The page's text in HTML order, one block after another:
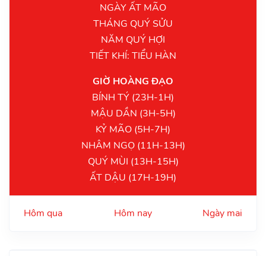
NGÀY ẤT MÃO
THÁNG QUÝ SỬU
NĂM QUÝ HỢI
TIẾT KHÍ: TIỂU HÀN
GIỜ HOÀNG ĐẠO
BÍNH TÝ (23H-1H)
MẬU DẦN (3H-5H)
KỶ MÃO (5H-7H)
NHÂM NGỌ (11H-13H)
QUÝ MÙI (13H-15H)
ẤT DẬU (17H-19H)
Hôm qua Hôm nay Ngày mai